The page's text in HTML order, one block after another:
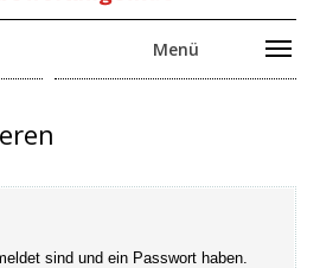
Menü
sind und ein Passwort haben.